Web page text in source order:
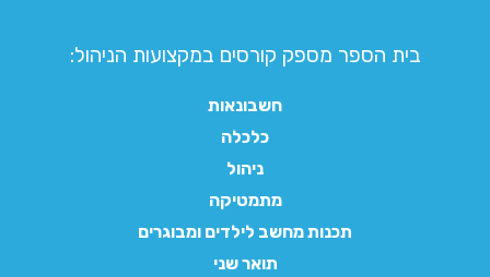
בית הספר מספק קורסים במקצועות הניהול:
חשבונאות
כלכלה
ניהול
מתמטיקה
תכנות מחשב לילדים ומבוגרים
תואר שני